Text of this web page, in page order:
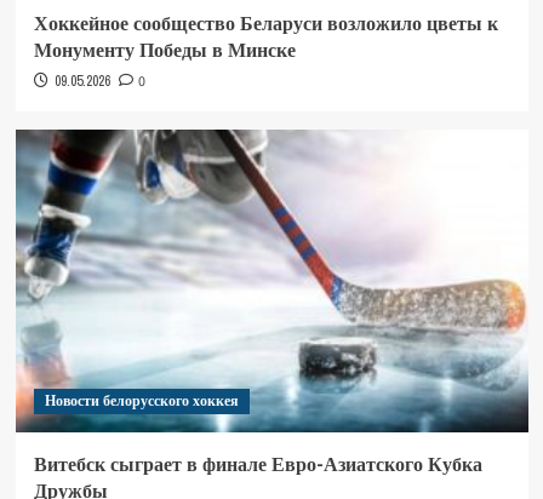
Хоккейное сообщество Беларуси возложило цветы к
Монументу Победы в Минске
09.05.2026 0
Новости белорусского хоккея
Витебск сыграет в финале Евро-Азиатского Кубка
Дружбы